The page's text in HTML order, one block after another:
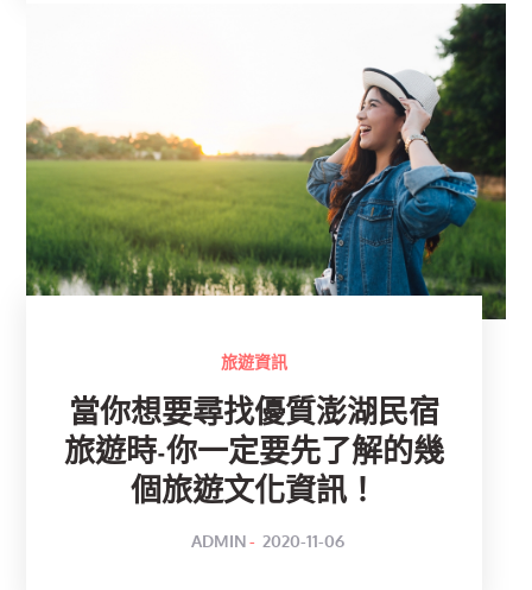
旅遊資訊
當你想要尋找優質澎湖民宿
旅遊時-你一定要先了解的幾
個旅遊文化資訊！
ADMIN
POSTED
2020-11-06